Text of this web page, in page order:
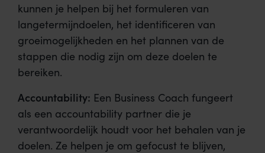
kunnen je helpen bij het formuleren van
langetermijndoelen, het identificeren van
groeimogelijkheden en het plannen van de
stappen die nodig zijn om deze doelen te
bereiken.
Accountability: Een Business Coach fungeert
als een accountability partner die je
verantwoordelijk houdt voor het behalen van je
doelen. Ze helpen je om gefocust te blijven,